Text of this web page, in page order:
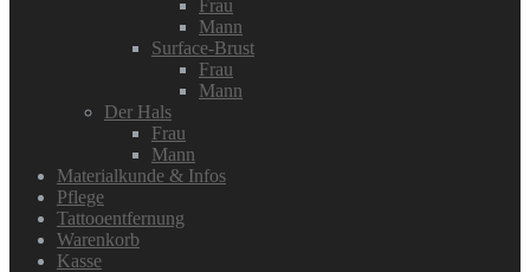
Frau
Mann
Surface-Brust
Frau
Mann
Der Hals
Frau
Mann
Materialkunde & Infos
Pflege
Tattooentfernung
Warenkorb
Kasse